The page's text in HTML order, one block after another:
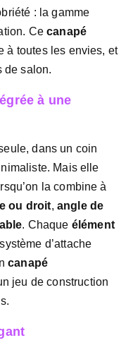
: la gamme
Cecanapé
à toutes les envies, et
de salon.
à une
dans un coin
Mais elle
la combine à
ou droit, angle de
. Chaque élément
d’attache
canapé
jeu de construction